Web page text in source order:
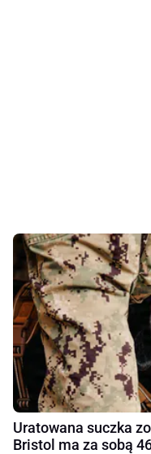
Uratowana suczka
Bristol ma za sobą